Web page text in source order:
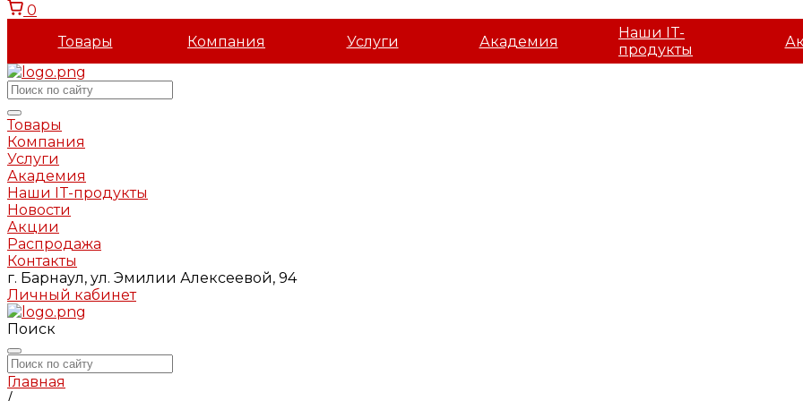
0
Товары
Компания Услуги Академия
Наши IT-
продукты
Товары
Компания
Услуги
Академия
Наши IT-продукты
Новости
Акции
Распродажа
Контакты
г. Барнаул, ул. Эмилии Алексеевой, 94
Личный кабинет
Поиск
Главная